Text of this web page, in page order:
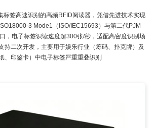
标签高速识别的高频RFID阅读器，凭借先进技术实现
3 Mode1（ISO/IEC15693）与第二代PJM
，电子标签识读速度超300张/秒，适配高密度识别场
持二次开发，主要用于娱乐行业（筹码、扑克牌）及
、印鉴卡）中电子标签严重重叠识别